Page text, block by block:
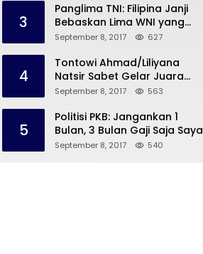
3
Panglima TNI: Filipina Janji
Bebaskan Lima WNI yang
Disandera Abu Sayyaf
September 8, 2017 627
4
Tontowi Ahmad/Liliyana
Natsir Sabet Gelar Juara
Dunia Kedua
September 8, 2017 563
5
Politisi PKB: Jangankan 1
Bulan, 3 Bulan Gaji Saja Saya
Siap untuk Rohingya
September 8, 2017 540